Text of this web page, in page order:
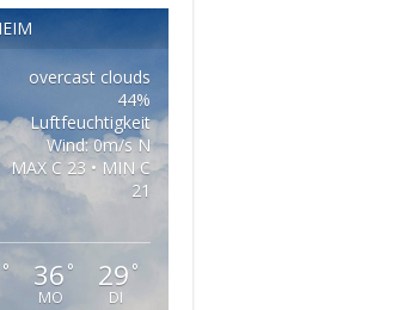
overcast clouds
44%
Luftfeuchtigkeit
Wind: 0m/s N
MAX C 23 • MIN C
21
° 36 °
MO
29 °
DI